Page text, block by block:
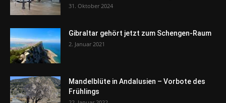
31. Oktober 2024
Gibraltar gehört jetzt zum Schengen-Raum
2. Januar 2021
Mandelblüte in Andalusien – Vorbote des
Frühlings